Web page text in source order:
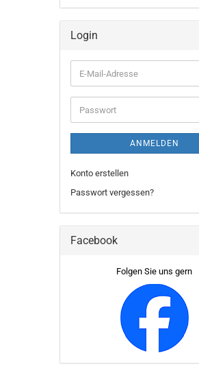
Login
E-
Mail-
Adresse
Passwort
ANMELDEN
Konto erstellen
Passwort vergessen?
Facebook
Folgen Sie uns gern